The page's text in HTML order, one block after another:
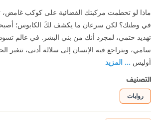
ماذا لو تحطمت مركبتك الفضائية على كوكب غامض،
في وطنك؟ لكن سرعان ما يكشف لكَ الكابوس؛
تهديد حتمي، لمجرد أنك من بني البشر. في عالم
سامي، ويتراجع فيه الإنسان إلى سلالة أدنى، تتغير
أوليس ... المزيد
التصنيف
روايات